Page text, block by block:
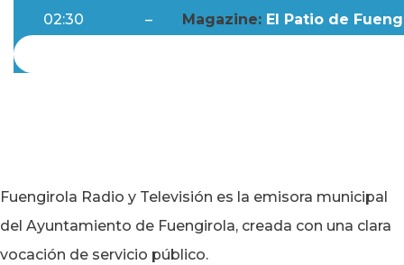
02:30
– Magazine: El Patio de
Fuengirola Radio y Televisión es la emisora municipal
del Ayuntamiento de Fuengirola, creada con una clara
vocación de servicio público.